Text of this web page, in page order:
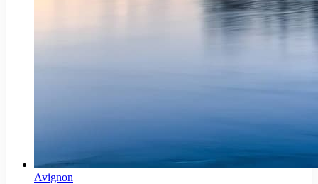
Avignon